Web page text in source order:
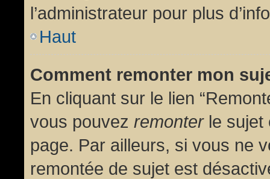
l’administrateur pour plus
Haut
Comment remonter mon
En cliquant sur le lien
vous pouvez remonterle sujet
page. Par ailleurs, si vous ne
remontée de sujet est